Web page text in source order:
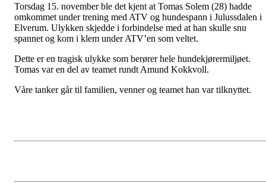
Torsdag 15. november ble det kjent at Tomas Solem (28) hadde
omkommet under trening med ATV og hundespann i Julussdalen i
Elverum. Ulykken skjedde i forbindelse med at han skulle snu
spannet og kom i klem under ATV’en som veltet.
Dette er en tragisk ulykke som berører hele hundekjørermiljøet.
Tomas var en del av teamet rundt Amund Kokkvoll.
Våre tanker går til familien, venner og teamet han var tilknyttet.